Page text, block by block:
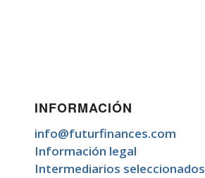
INFORMACIÓN
info@futurfinances.com
Información legal
Intermediarios seleccionados